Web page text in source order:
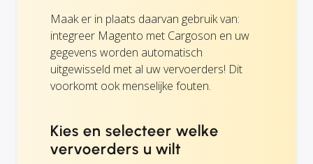
Maak er in plaats daarvan gebruik van:
integreer Magento met Cargoson en uw
gegevens worden automatisch
uitgewisseld met al uw vervoerders! Dit
voorkomt ook menselijke fouten.
Kies en selecteer welke
vervoerders u wilt